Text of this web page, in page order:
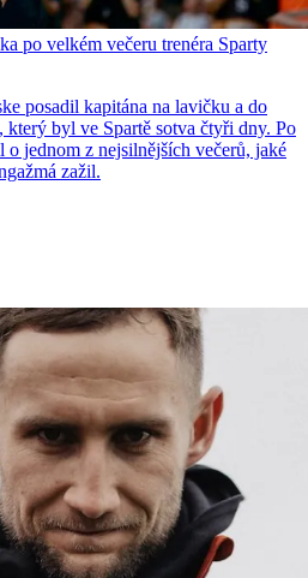
po velkém večeru trenéra Sparty
posadil kapitána na lavičku a do
který byl ve Spartě sotva čtyři dny. Po
jednom z nejsilnějších večerů, jaké
zažil.